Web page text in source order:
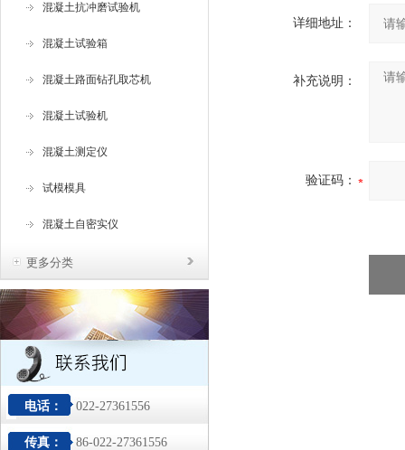
混凝土抗冲磨试验机
混凝土试验箱
混凝土路面钻孔取芯机
混凝土试验机
混凝土测定仪
试模模具
混凝土自密实仪
更多分类
电话： 022-27361556
传真： 86-022-27361556
详细地址：
补充说明：
验证码：